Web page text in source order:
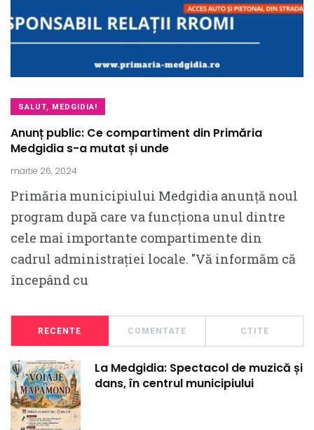
SALUT, MEDGIDIA!
Anunț public: Ce compartiment din Primăria
Medgidia s-a mutat și unde
martie 26, 2024
Primăria municipiului Medgidia anunță noul
program după care va funcționa unul dintre
cele mai importante compartimente din
cadrul administrației locale. ″Vă informăm că
începând cu
RECENTE COMENTATE CTITE
La Medgidia: Spectacol de muzică și
dans, în centrul municipiului